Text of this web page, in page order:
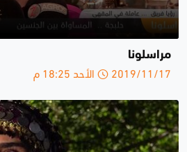
مراسلونا
2019/11/17 الأحد 18:25 م